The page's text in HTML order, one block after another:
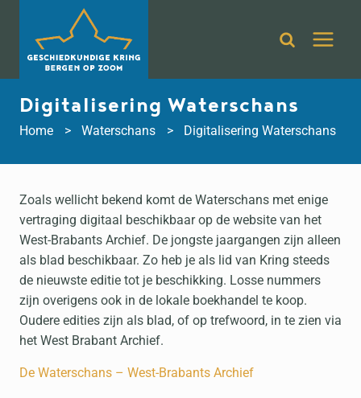
inhoud
Digitalisering Waterschans
Home Waterschans Digitalisering Waterschans
Zoals wellicht bekend komt de Waterschans met enige
vertraging digitaal beschikbaar op de website van het
West-Brabants Archief. De jongste jaargangen zijn alleen
als blad beschikbaar. Zo heb je als lid van Kring steeds
de nieuwste editie tot je beschikking. Losse nummers
zijn overigens ook in de lokale boekhandel te koop.
Oudere edities zijn als blad, of op trefwoord, in te zien via
het West Brabant Archief.
De Waterschans – West-Brabants Archief